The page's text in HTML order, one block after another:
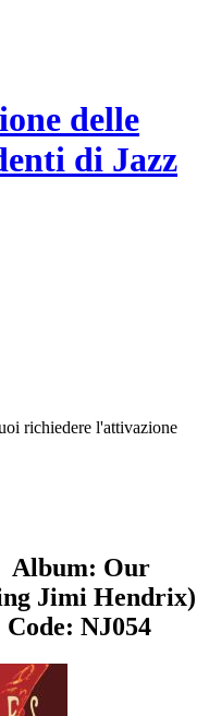
delle
di Jazz
richiedere l'attivazione
Our
Jimi Hendrix)
NJ054